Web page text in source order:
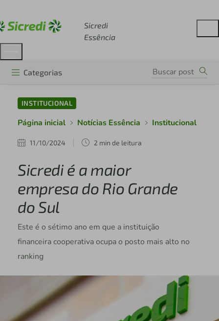
Sicredi
Essência
Categorias
INSTITUCIONAL
Página inicial Notícias Essência Institucional
11/10/2024 2 min de leitura
Sicredi é a maior
empresa do Rio Grande
do Sul
Este é o sétimo ano em que a instituição
financeira cooperativa ocupa o posto mais alto no
ranking